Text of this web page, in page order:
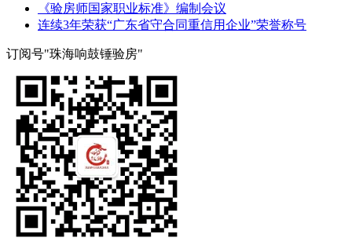
《验房师国家职业标准》编制会议
连续3年荣获“广东省守合同重信用企业”荣誉称号
订阅号"珠海响鼓锤验房"